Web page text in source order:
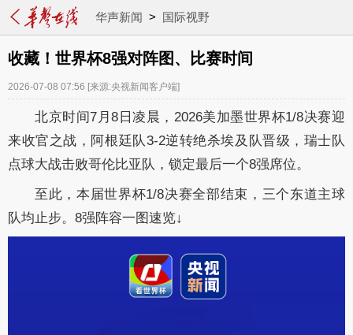
华声新闻 > 国际视野
收藏！世界杯8强对阵图、比赛时间
2026-07-08 07:56 [来源:央视新闻客户端]
北京时间7月8日凌晨，2026美加墨世界杯1/8决赛迎
来收官之战，阿根廷队3-2逆转绝杀埃及队晋级，瑞士队
点球大战击败哥伦比亚队，锁定最后一个8强席位。
至此，本届世界杯1/8决赛全部结束，三个东道主球
队均止步。8强阵容一图速览↓